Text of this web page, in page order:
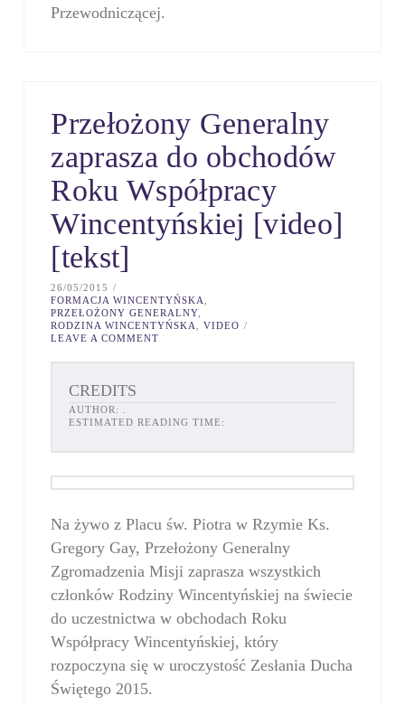
Przewodniczącej.
Przełożony Generalny
zaprasza do obchodów
Roku Współpracy
Wincentyńskiej [video]
[tekst]
26/05/2015
FORMACJA WINCENTYŃSKA
PRZEŁOŻONY GENERALNY
RODZINA WINCENTYŃSKA
,VIDEO
LEAVE A COMMENT
CREDITS
AUTHOR:
ESTIMATED READING TIME:
Na żywo z Placu św. Piotra w Rzymie Ks.
Gregory Gay, Przełożony Generalny
Zgromadzenia Misji zaprasza wszystkich
członków Rodziny Wincentyńskiej na świecie
do uczestnictwa w obchodach Roku
Współpracy Wincentyńskiej, który
rozpoczyna się w uroczystość Zesłania Ducha
Świętego 2015.